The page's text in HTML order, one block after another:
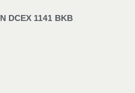
DCEX 1141 BKB